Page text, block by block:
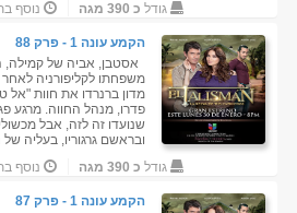
גודל כ 390 מגה נוסף
הקמע עונה 1 - פרק 88
אסטבן, אביה של
משפחתו לקליפורניה
מדון ברנרדו את חוות
פדרו, מנהל החווה. מרגע
שנועדו זה לזה, אבל
ובראשם גרגוריו, בעליה
גודל כ 390 מגה נוסף
הקמע עונה 1 - פרק 87